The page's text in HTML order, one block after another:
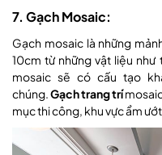
7. Gạch Mosaic:
Gạch mosaic là những
10cm từ những vật liệu
mosaic sẽ có cấu tạo
chúng.Gạch trang trí
mục thi công, khu vực ẩm